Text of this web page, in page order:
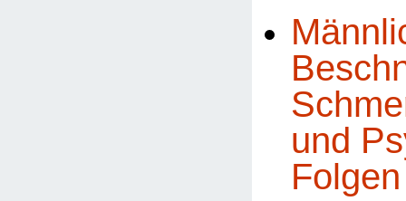
und
Folgen